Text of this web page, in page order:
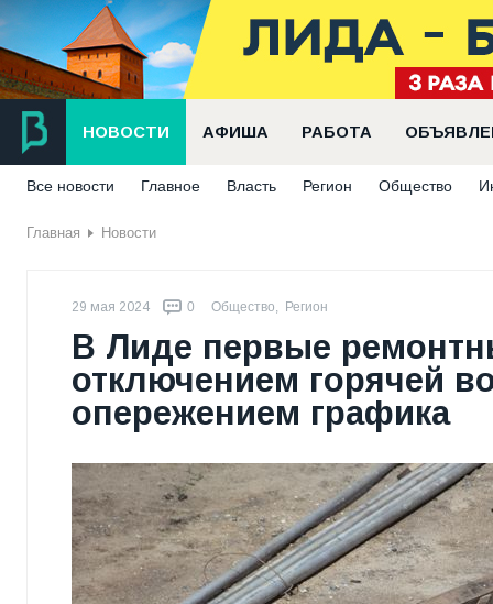
НОВОСТИ АФИША РАБОТА
Все новости Главное Власть Регион Общество
Главная Новости
29 мая 2024 0 Общество, Регион
В Лиде первые
отключением горячей
опережением графика